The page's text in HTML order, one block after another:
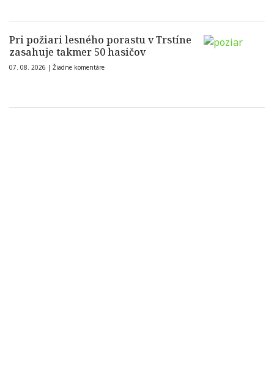
Pri požiari lesného porastu v Trstíne
zasahuje takmer 50 hasičov
07. 08. 2026 | Žiadne komentáre